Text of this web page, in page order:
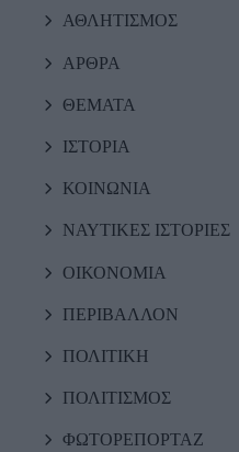
ΑΘΛΗΤΙΣΜΟΣ
ΑΡΘΡΑ
ΘΕΜΑΤΑ
ΙΣΤΟΡΙΑ
ΚΟΙΝΩΝΙΑ
ΝΑΥΤΙΚΕΣ ΙΣΤΟΡΙΕΣ
ΟΙΚΟΝΟΜΙΑ
ΠΕΡΙΒΑΛΛΟΝ
ΠΟΛΙΤΙΚΗ
ΠΟΛΙΤΙΣΜΟΣ
ΦΩΤΟΡΕΠΟΡΤΑΖ